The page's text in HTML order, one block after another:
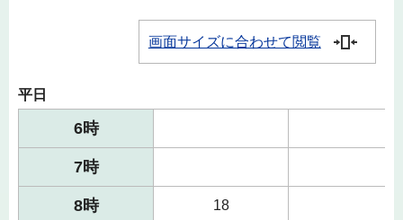
画面サイズに合わせて閲覧
平日
6時
7時
8時 18